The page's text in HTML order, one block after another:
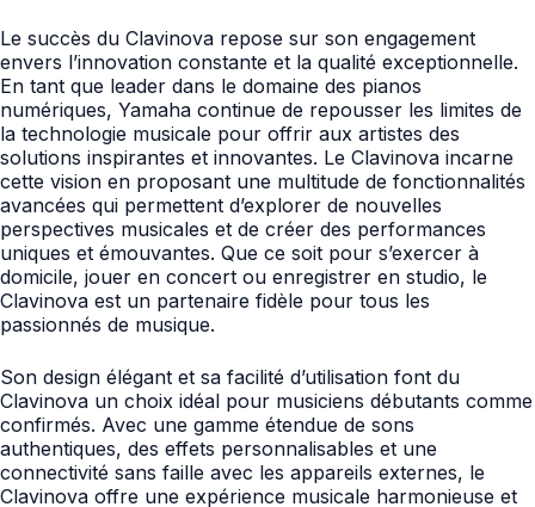
Le succès du Clavinova repose sur son engagement
envers l’innovation constante et la qualité exceptionnelle.
En tant que leader dans le domaine des pianos
numériques, Yamaha continue de repousser les limites de
la technologie musicale pour offrir aux artistes des
solutions inspirantes et innovantes. Le Clavinova incarne
cette vision en proposant une multitude de fonctionnalités
avancées qui permettent d’explorer de nouvelles
perspectives musicales et de créer des performances
uniques et émouvantes. Que ce soit pour s’exercer à
domicile, jouer en concert ou enregistrer en studio, le
Clavinova est un partenaire fidèle pour tous les
passionnés de musique.
Son design élégant et sa facilité d’utilisation font du
Clavinova un choix idéal pour musiciens débutants comme
confirmés. Avec une gamme étendue de sons
authentiques, des effets personnalisables et une
connectivité sans faille avec les appareils externes, le
Clavinova offre une expérience musicale harmonieuse et